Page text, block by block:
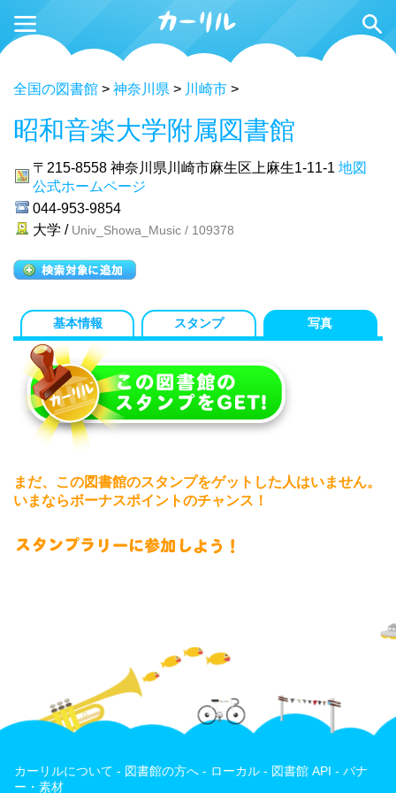
全国の図書館 > 神奈川県 > 川崎市 >
昭和音楽大学附属図書館
〒215-8558 神奈川県川崎市麻生区上麻生1-11-1 地図
公式ホームページ
044-953-9854
大学 / Univ_Showa_Music / 109378
基本情報 スタンプ 写真
まだ、この図書館のスタンプをゲットした人はいません。
いまならボーナスポイントのチャンス！
カーリルについて - 図書館の方へ - ローカル - 図書館 API - バナ
ー・素材